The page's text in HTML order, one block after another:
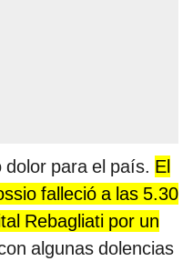
dolor para el país. El
falleció a las 5.30
Rebagliati por un
algunas dolencias